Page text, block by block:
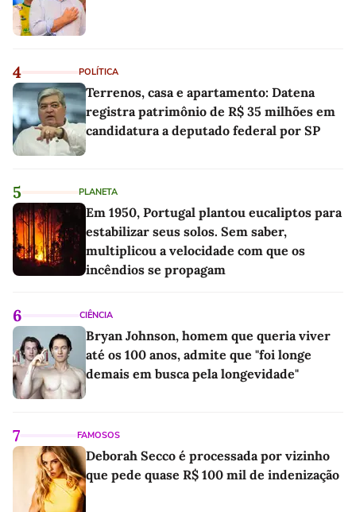
4 POLÍTICA
Terrenos, casa e apartamento: Datena
registra patrimônio de R$ 35 milhões em
candidatura a deputado federal por SP
5 PLANETA
Em 1950, Portugal plantou eucaliptos para
estabilizar seus solos. Sem saber,
multiplicou a velocidade com que os
incêndios se propagam
6 CIÊNCIA
Bryan Johnson, homem que queria viver
até os 100 anos, admite que "foi longe
demais em busca pela longevidade"
7 FAMOSOS
Deborah Secco é processada por vizinho
que pede quase R$ 100 mil de indenização